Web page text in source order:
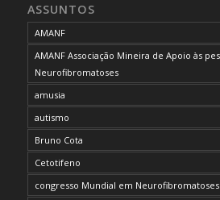
ASSUNTOS
AMANF
AMANF Associação Mineira de Apoio às
Neurofibromatoses
amusia
autismo
Bruno Cota
Cetotifeno
congresso Mundial em Neurofibromatoses